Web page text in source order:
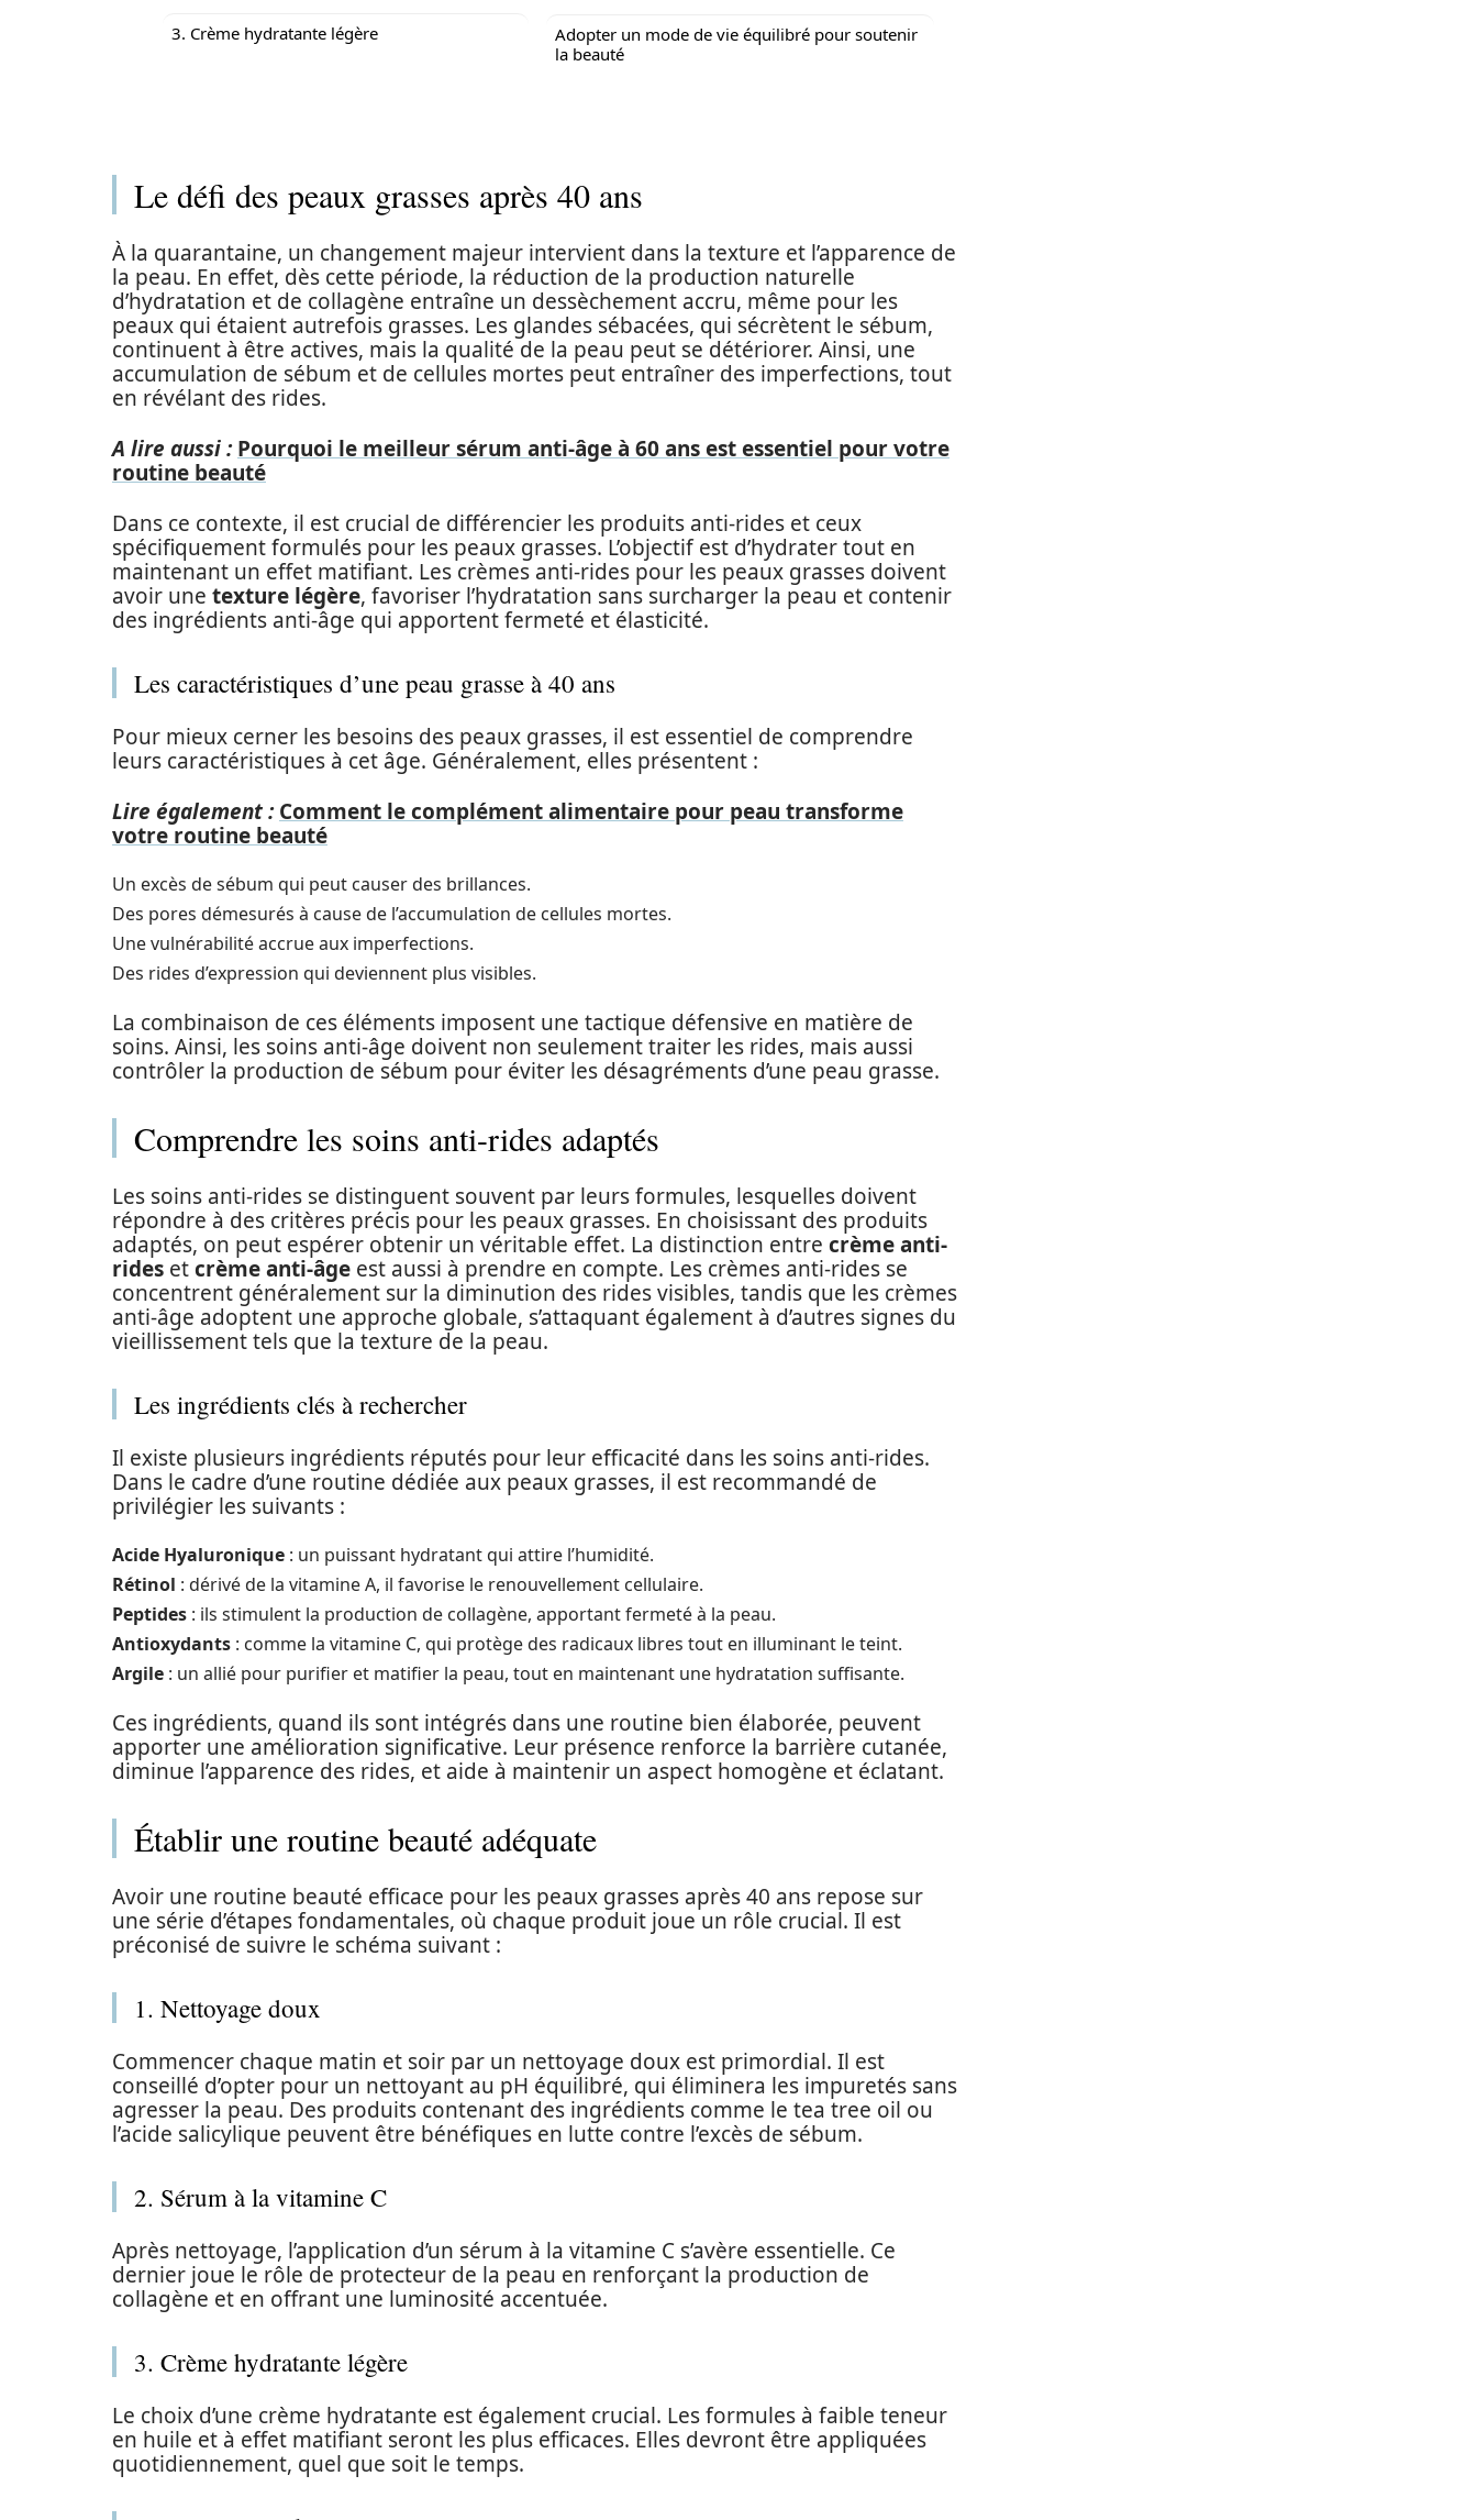
3. Crème hydratante légère
Adopter un mode de vie équilibré pour soutenir
la beauté
Le défi des peaux grasses après 40 ans
À la quarantaine, un changement majeur intervient dans la texture et l’apparence de
la peau. En effet, dès cette période, la réduction de la production naturelle
d’hydratation et de collagène entraîne un dessèchement accru, même pour les
peaux qui étaient autrefois grasses. Les glandes sébacées, qui sécrètent le sébum,
continuent à être actives, mais la qualité de la peau peut se détériorer. Ainsi, une
accumulation de sébum et de cellules mortes peut entraîner des imperfections, tout
en révélant des rides.
A lire aussi : Pourquoi le meilleur sérum anti-âge à 60 ans est essentiel pour votre
routine beauté
Dans ce contexte, il est crucial de différencier les produits anti-rides et ceux
spécifiquement formulés pour les peaux grasses. L’objectif est d’hydrater tout en
maintenant un effet matifiant. Les crèmes anti-rides pour les peaux grasses doivent
avoir une texture légère, favoriser l’hydratation sans surcharger la peau et contenir
des ingrédients anti-âge qui apportent fermeté et élasticité.
Les caractéristiques d’une peau grasse à 40 ans
Pour mieux cerner les besoins des peaux grasses, il est essentiel de comprendre
leurs caractéristiques à cet âge. Généralement, elles présentent :
Lire également : Comment le complément alimentaire pour peau transforme
votre routine beauté
Un excès de sébum qui peut causer des brillances.
Des pores démesurés à cause de l’accumulation de cellules mortes.
Une vulnérabilité accrue aux imperfections.
Des rides d’expression qui deviennent plus visibles.
La combinaison de ces éléments imposent une tactique défensive en matière de
soins. Ainsi, les soins anti-âge doivent non seulement traiter les rides, mais aussi
contrôler la production de sébum pour éviter les désagréments d’une peau grasse.
Comprendre les soins anti-rides adaptés
Les soins anti-rides se distinguent souvent par leurs formules, lesquelles doivent
répondre à des critères précis pour les peaux grasses. En choisissant des produits
adaptés, on peut espérer obtenir un véritable effet. La distinction entre crème anti-
rides etcrème anti-âge est aussi à prendre en compte. Les crèmes anti-rides se
concentrent généralement sur la diminution des rides visibles, tandis que les crèmes
anti-âge adoptent une approche globale, s’attaquant également à d’autres signes du
vieillissement tels que la texture de la peau.
Les ingrédients clés à rechercher
Il existe plusieurs ingrédients réputés pour leur efficacité dans les soins anti-rides.
Dans le cadre d’une routine dédiée aux peaux grasses, il est recommandé de
privilégier les suivants :
Acide Hyaluronique : un puissant hydratant qui attire l’humidité.
Rétinol : dérivé de la vitamine A, il favorise le renouvellement cellulaire.
Peptides : ils stimulent la production de collagène, apportant fermeté à la peau.
Antioxydants : comme la vitamine C, qui protège des radicaux libres tout en illuminant le teint.
Argile : un allié pour purifier et matifier la peau, tout en maintenant une hydratation suffisante.
Ces ingrédients, quand ils sont intégrés dans une routine bien élaborée, peuvent
apporter une amélioration significative. Leur présence renforce la barrière cutanée,
diminue l’apparence des rides, et aide à maintenir un aspect homogène et éclatant.
Établir une routine beauté adéquate
Avoir une routine beauté efficace pour les peaux grasses après 40 ans repose sur
une série d’étapes fondamentales, où chaque produit joue un rôle crucial. Il est
préconisé de suivre le schéma suivant :
1. Nettoyage doux
Commencer chaque matin et soir par un nettoyage doux est primordial. Il est
conseillé d’opter pour un nettoyant au pH équilibré, qui éliminera les impuretés sans
agresser la peau. Des produits contenant des ingrédients comme le tea tree oil ou
l’acide salicylique peuvent être bénéfiques en lutte contre l’excès de sébum.
2. Sérum à la vitamine C
Après nettoyage, l’application d’un sérum à la vitamine C s’avère essentielle. Ce
dernier joue le rôle de protecteur de la peau en renforçant la production de
collagène et en offrant une luminosité accentuée.
3. Crème hydratante légère
Le choix d’une crème hydratante est également crucial. Les formules à faible teneur
en huile et à effet matifiant seront les plus efficaces. Elles devront être appliquées
quotidiennement, quel que soit le temps.